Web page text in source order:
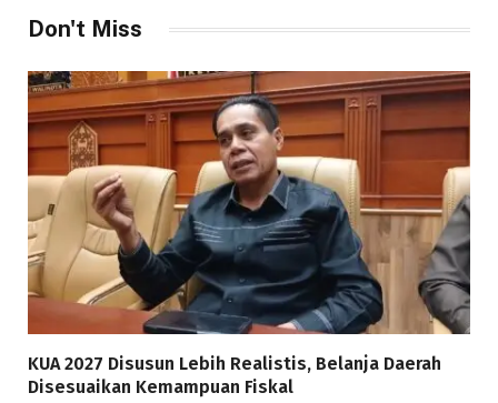
Don't Miss
KUA 2027 Disusun Lebih Realistis, Belanja Daerah
Disesuaikan Kemampuan Fiskal